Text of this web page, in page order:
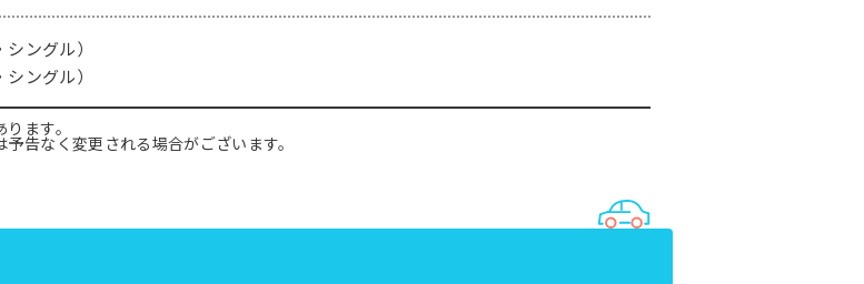
ングル）
ングル）
ます。
告なく変更される場合がございます。